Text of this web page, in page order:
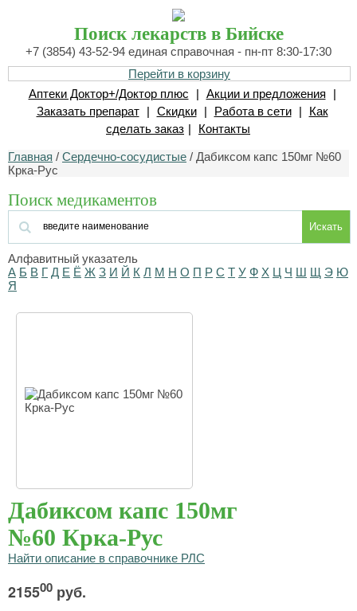
Поиск лекарств в Бийске
+7 (3854) 43-52-94 единая справочная - пн-пт 8:30-17:30
Перейти в корзину
Аптеки Доктор+/Доктор плюс
| Акции и предложения
|
Заказать препарат
| Скидки | Работа в сети |
Как
сделать заказ | Контакты
Главная / Сердечно-сосудистые / Дабиксом капс 150мг №60
Крка-Рус
Поиск медикаментов
Искать
Алфавитный указатель
А Б В Г Д Е Ё Ж З И Й К Л М Н О П Р С Т У Ф Х Ц Ч Ш Щ Э Ю
Я
Дабиксом капс 150мг
№60 Крка-Рус
Найти описание в справочнике РЛС
215500 руб.